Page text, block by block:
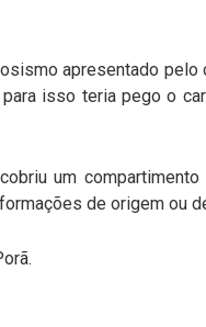
apresentado
isso teria pego o
um
de origem ou